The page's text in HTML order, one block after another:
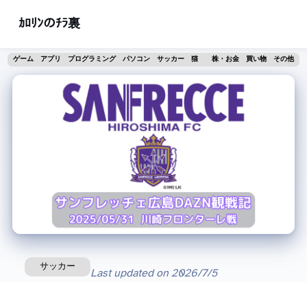
ｶﾛﾘﾝのﾁﾗ裏
ゲーム アプリ プログラミング パソコン サッカー 猫 株・お金 買い物 その他
サッカー
Last updated on 2026/7/5